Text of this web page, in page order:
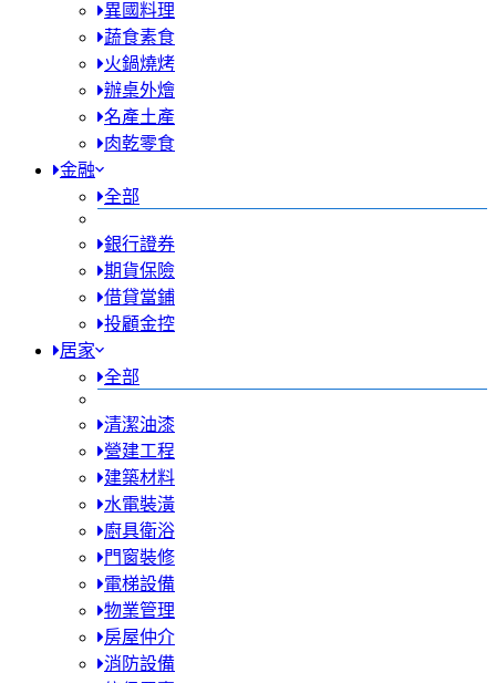
異國料理
蔬食素食
火鍋燒烤
辦桌外燴
名產土產
肉乾零食
金融
全部
銀行證券
期貨保險
借貸當鋪
投顧金控
居家
全部
清潔油漆
營建工程
建築材料
水電裝潢
廚具衛浴
門窗裝修
電梯設備
物業管理
房屋仲介
消防設備